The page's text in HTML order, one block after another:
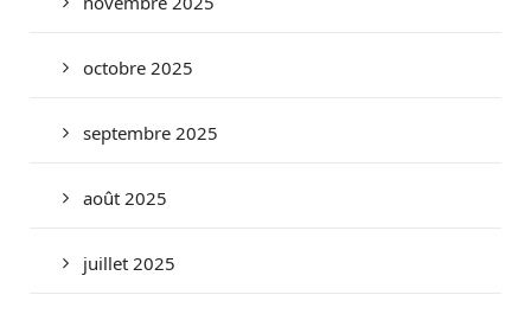
octobre 2025
septembre 2025
août 2025
juillet 2025